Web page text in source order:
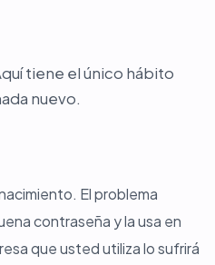
tiene el único hábito
nuevo.
El problema
contraseña y la usa en
que usted utiliza lo sufrirá